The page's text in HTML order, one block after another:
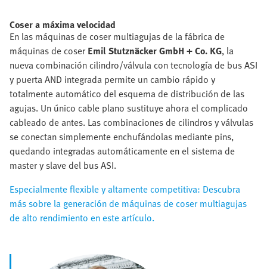
Coser a máxima velocidad
En las máquinas de coser multiagujas de la fábrica de
máquinas de coser Emil Stutznäcker GmbH + Co. KG, la
nueva combinación cilindro/válvula con tecnología de bus ASI
y puerta AND integrada permite un cambio rápido y
totalmente automático del esquema de distribución de las
agujas. Un único cable plano sustituye ahora el complicado
cableado de antes. Las combinaciones de cilindros y válvulas
se conectan simplemente enchufándolas mediante pins,
quedando integradas automáticamente en el sistema de
master y slave del bus ASI.
Especialmente flexible y altamente competitiva: Descubra
más sobre la generación de máquinas de coser multiagujas
de alto rendimiento en este artículo.